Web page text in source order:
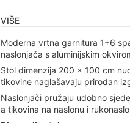
VIŠE
Moderna vrtna garnitura 1+6
naslonjača s aluminijskim
Stol dimenzija 200 × 100 cm
tikovine naglašavaju prirodan
Naslonjači pružaju udobno
a tikovina na naslonu i